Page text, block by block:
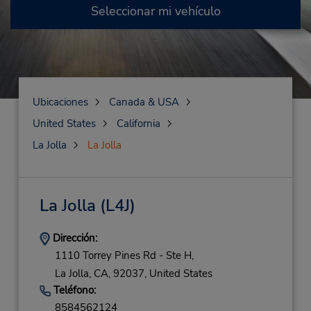
Seleccionar mi vehículo
Ubicaciones
Canada & USA
United States
California
La Jolla
La Jolla
La Jolla (L4J)
Dirección:
1110 Torrey Pines Rd - Ste H,
La Jolla, CA, 92037, United States
Teléfono:
8584562124